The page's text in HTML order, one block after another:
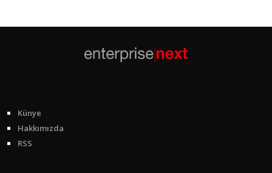
Künye
Hakkımızda
RSS